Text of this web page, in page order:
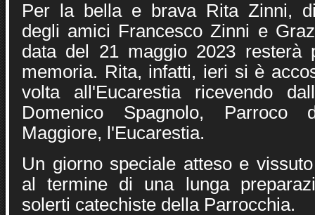
Per la bella e brava Rita Zinni,
degli amici Francesco Zinni e
data del 21 maggio 2023 resterà
memoria. Rita, infatti, ieri si è
volta all'Eucarestia ricevendo
Domenico Spagnolo, Parroco
Maggiore, l'Eucarestia.
Un giorno speciale atteso e
al termine di una lunga
solerti catechiste della Parrocchia.